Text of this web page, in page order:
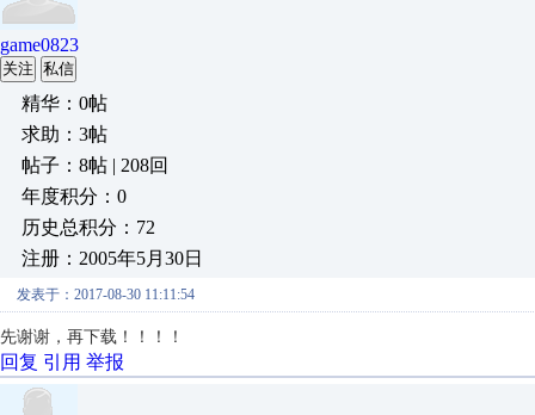
game0823
关注 私信
精华：0帖
求助：3帖
帖子：8帖 | 208回
年度积分：0
历史总积分：72
注册：2005年5月30日
发表于：2017-08-30 11:11:54
先谢谢，再下载！！！！
回复 引用 举报